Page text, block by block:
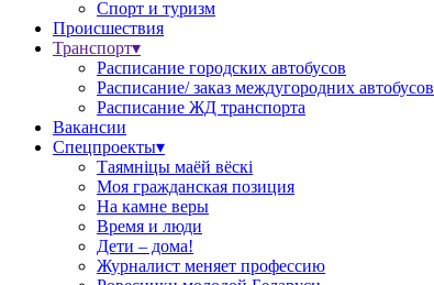
Спорт и туризм
Происшествия
Транспорт▾
Расписание городских автобусов
Расписание/ заказ междугородних автобусов
Расписание ЖД транспорта
Вакансии
Спецпроекты▾
Таямніцы маёй вёскі
Моя гражданская позиция
На камне веры
Время и люди
Дети – дома!
Журналист меняет профессию